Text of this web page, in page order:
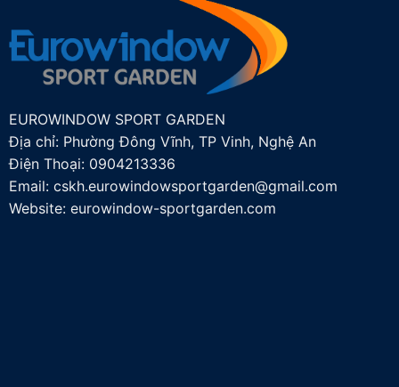
EUROWINDOW SPORT GARDEN
Địa chỉ: Phường Đông Vĩnh, TP Vinh, Nghệ An
Điện Thoại: 0904213336
Email: cskh.eurowindowsportgarden@gmail.com
Website: eurowindow-sportgarden.com